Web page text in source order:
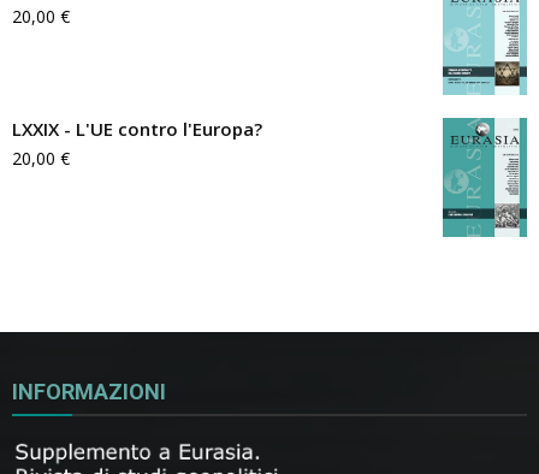
20,00 €
LXXIX - L'UE contro l'Europa?
20,00 €
INFORMAZIONI